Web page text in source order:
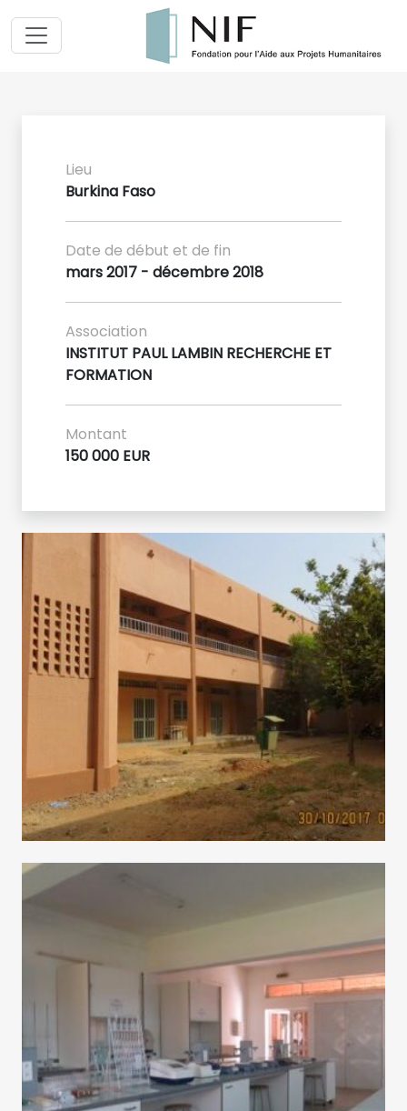
Lieu
Burkina Faso
Date de début et de fin
mars 2017 - décembre 2018
Association
INSTITUT PAUL LAMBIN RECHERCHE ET
FORMATION
Montant
150 000 EUR